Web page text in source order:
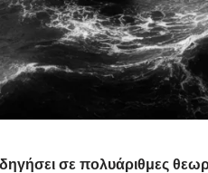
σε πολυάριθμες